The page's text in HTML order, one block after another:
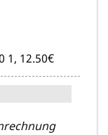
1, 12.50€